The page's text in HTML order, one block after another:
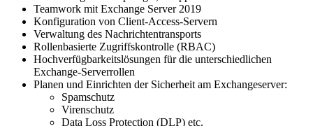
Teamwork mit Exchange Server 2019
Konfiguration von Client-Access-Servern
Verwaltung des Nachrichtentransports
Rollenbasierte Zugriffskontrolle (RBAC)
Hochverfügbarkeitslösungen für die unterschiedlichen
Exchange-Serverrollen
Planen und Einrichten der Sicherheit am Exchangeserver:
Spamschutz
Virenschutz
Data Loss Protection (DLP) etc.